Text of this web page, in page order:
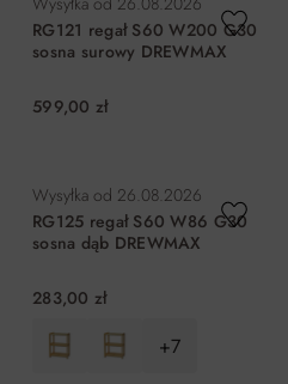
RG121 regał S60 W200 G30
sosna surowy DREWMAX
599,00 zł
Wysyłka od 26.08.2026
RG125 regał S60 W86 G30
sosna dąb DREWMAX
283,00 zł
+7